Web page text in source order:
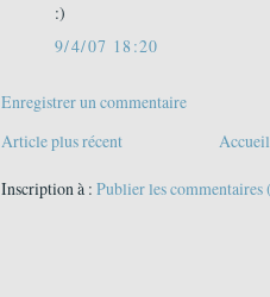
:)
9/4/07 18:20
Enregistrer un commentaire
Article plus récent
Accueil
Inscription à : Publier les